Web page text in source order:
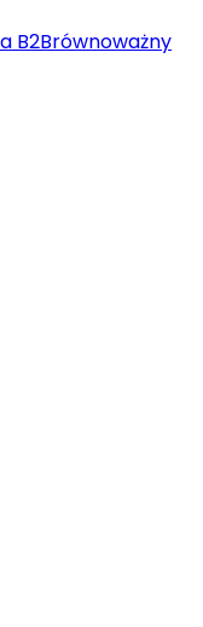
B2Brównoważny